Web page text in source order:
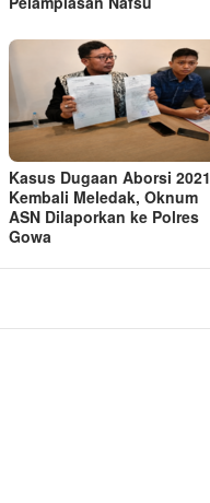
Kasus Dugaan Aborsi 2021
Kembali Meledak, Oknum
ASN Dilaporkan ke Polres
Gowa